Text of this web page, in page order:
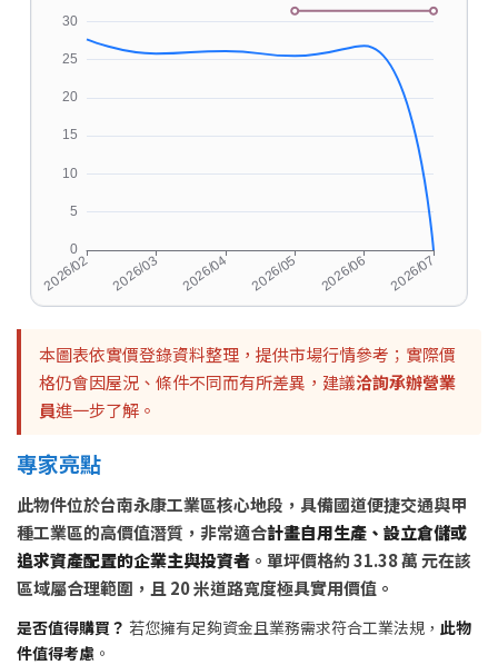
本圖表依實價登錄資料整理，提供市場行情參考；實際價
格仍會因屋況、條件不同而有所差異，建議洽詢承辦營業
員進一步了解。
專家亮點
此物件位於台南永康工業區核心地段，具備國道便捷交通與甲
種工業區的高價值潛質，非常適合計畫自用生產、設立倉儲或
追求資產配置的企業主與投資者 。單坪價格約 31.38 萬 元在該
區域屬合理範圍，且 20 米道路寬度極具實用價值。
是否值得購買？ 若您擁有足夠資金且業務需求符合工業法規， 此物
件值得考慮 。